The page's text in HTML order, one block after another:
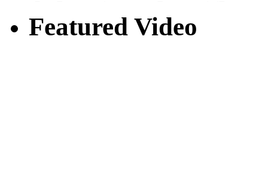
Featured Video